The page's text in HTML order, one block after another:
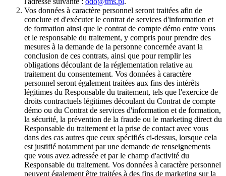
Vos données à caractère personnel seront traitées afin de
conclure et d'exécuter le contrat de services d'information et
de formation ainsi que le contrat de compte démo entre vous
et le responsable du traitement, y compris pour prendre des
mesures à la demande de la personne concernée avant la
conclusion de ces contrats, ainsi que pour remplir les
obligations découlant de la réglementation relative au
traitement du consentement. Vos données à caractère
personnel seront également traitées aux fins des intérêts
légitimes du Responsable du traitement, tels que l'exercice de
droits contractuels légitimes découlant du Contrat de compte
démo ou du Contrat de services d'information et de formation,
la sécurité, la prévention de la fraude ou le marketing direct du
Responsable du traitement et la prise de contact avec vous
dans des cas autres que ceux spécifiés ci-dessus, lorsque cela
est justifié notamment par une demande de renseignements
que vous avez adressée et par le champ d'activité du
Responsable du traitement. Vos données à caractère personnel
peuvent également être traitées à des fins de marketing sur la